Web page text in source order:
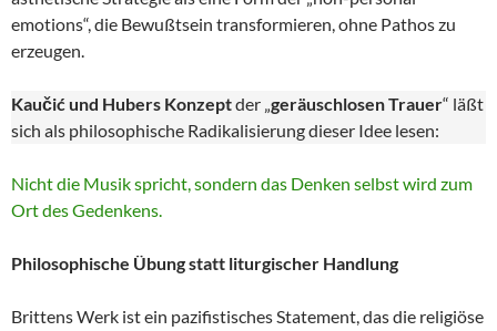
emotions“, die Bewußtsein transformieren, ohne Pathos zu
erzeugen.
Kaučić und Hubers Konzeptder „geräuschlosen Trauer“ läßt
sich als philosophische Radikalisierung dieser Idee lesen:
Nicht die Musik spricht, sondern das Denken selbst wird zum
Ort des Gedenkens.
Philosophische Übung statt liturgischer Handlung
Brittens Werk ist ein pazifistisches Statement, das die religiöse